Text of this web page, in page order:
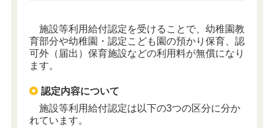
施設等利用給付認定を受けることで、幼稚園教
育部分や幼稚園・認定こども園の預かり保育、認
可外（届出）保育施設などの利用料が無償になり
ます。
認定内容について
施設等利用給付認定は以下の3つの区分に分か
れています。